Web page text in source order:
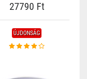
27790 Ft
ÚJDONSÁG